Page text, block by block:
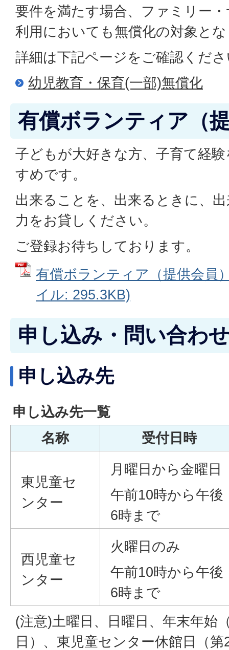
要件を満たす場合、ファミリー
利用においても無償化の対象と
詳細は下記ページをご確認くだ
幼児教育・保育(一部)無償化
有償ボランティア（
子どもが大好きな方、子育て経
すめです。
出来ることを、出来るときに、
力をお貸しください。
ご登録お待ちしております。
有償ボランティア（提供会員
イル: 295.3KB)
申し込み・問い合わ
申し込み先
申し込み先一覧
名称
受付日時
東児童セ
ンター
月曜日から金曜日
午前10時から午後
6時まで
西児童セ
ンター
火曜日のみ
午前10時から午後
6時まで
(注意)土曜日、日曜日、年末年始
日）、東児童センター休館日（